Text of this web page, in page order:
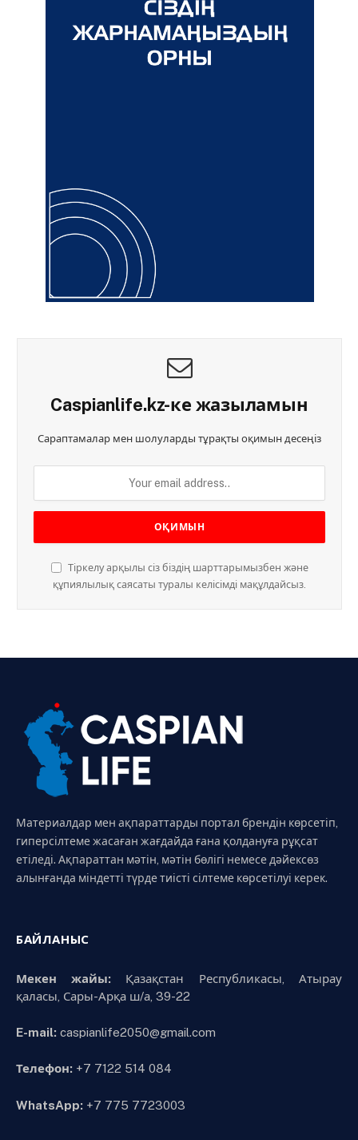
Caspianlife.kz-ке жазыламын
Сараптамалар мен шолуларды тұрақты оқимын десеңіз
Тіркелу арқылы сіз біздің шарттарымызбен және
құпиялылық саясаты туралы келісімді мақұлдайсыз.
Материалдар мен ақпараттарды портал брендін көрсетіп,
гиперсілтеме жасаған жағдайда ғана қолдануға рұқсат
етіледі. Ақпараттан мәтін, мәтін бөлігі немесе дәйексөз
алынғанда міндетті түрде тиісті сілтеме көрсетілуі керек.
БАЙЛАНЫС
Мекен жайы:Қазақстан Республикасы, Атырау
қаласы, Сары-Арқа ш/а, 39-22
E-mail: caspianlife2050@gmail.com
Телефон: +7 7122 514 084
WhatsApp: +7 775 7723003